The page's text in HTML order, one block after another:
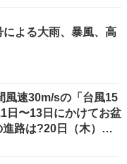
よる大雨、暴風、高
風速30m/sの「台風15
日〜13日にかけてお盆
路は?20日（木）ま
ョン【気象庁10日午